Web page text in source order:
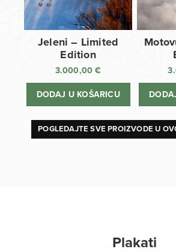
Jeleni – Limited
Edition
3.000,00€
DODAJ U KOŠARICU
POGLEDAJTE SVE PROIZVODE U
Plakati